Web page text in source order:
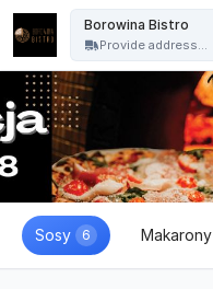
Borowina Bistro
Provide address...
Sosy 6 Makarony